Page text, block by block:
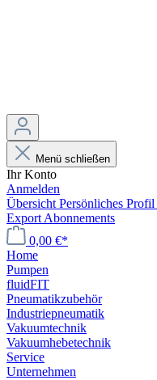
Menü schließen
Ihr Konto
Anmelden
Übersicht Persönliches Profil
Export Abonnements
0,00 €*
Home
Pumpen
fluidFIT
Pneumatikzubehör
Industriepneumatik
Vakuumtechnik
Vakuumhebetechnik
Service
Unternehmen